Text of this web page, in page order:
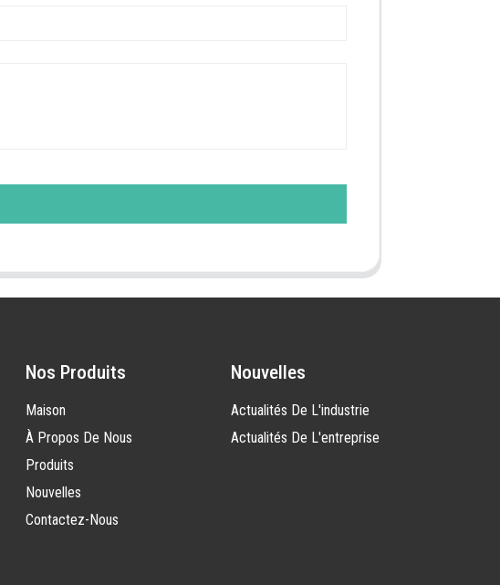
Nos Produits
Maison
À Propos De Nous
Produits
Nouvelles
Contactez-Nous
Nouvelles
Actualités De L'industrie
Actualités De L'entreprise